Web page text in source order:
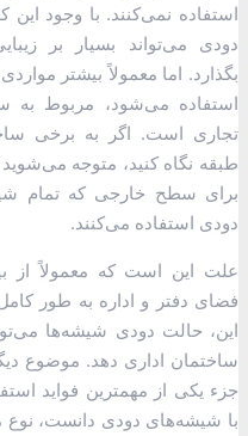
استفاده نمی‌کنند. با وجود این
دودی می‌تواند بسیار بر
بگذارد. اما معمولاً بیشتر
استفاده می‌شود، مربوط به
تجاری است. اگر به برخی
طبقه نگاه کنید، متوجه
برای سطح خارجی که تمام
دودی استفاده می‌کنند.
علت این است که معمولاً از
فضای دفتر و اداره به طور
این، حالت دودی شیشه‌ها
ساختمان اداری دهد. موضوع
جزء یکی از مهمترین فواید
با شیشه‌های دودی دانست،